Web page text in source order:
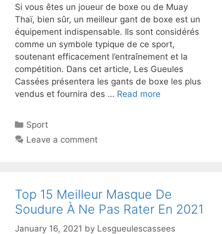
Si vous êtes un joueur de boxe ou de Muay
Thaï, bien sûr, un meilleur gant de boxe est un
équipement indispensable. Ils sont considérés
comme un symbole typique de ce sport,
soutenant efficacement l’entraînement et la
compétition. Dans cet article, Les Gueules
Cassées présentera les gants de boxe les plus
vendus et fournira des … Read more
Sport
Leave a comment
Top 15 Meilleur Masque De
Soudure À Ne Pas Rater En 2021
January 16, 2021 by Lesgueulescassees